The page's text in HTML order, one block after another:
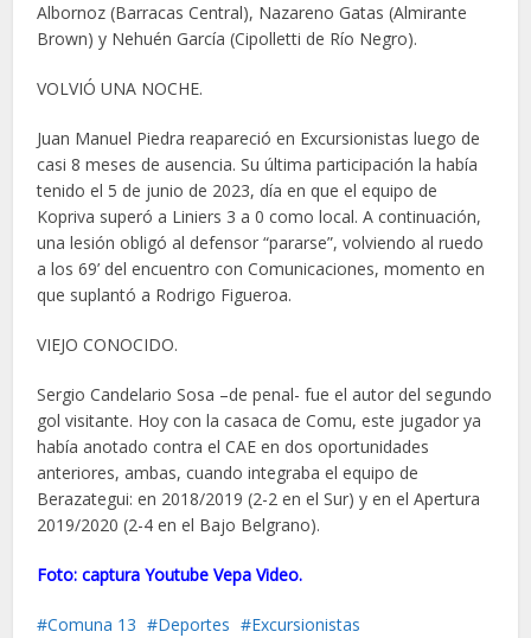
Albornoz (Barracas Central), Nazareno Gatas (Almirante
Brown) y Nehuén García (Cipolletti de Río Negro).
VOLVIÓ UNA NOCHE.
Juan Manuel Piedra reapareció en Excursionistas luego de
casi 8 meses de ausencia. Su última participación la había
tenido el 5 de junio de 2023, día en que el equipo de
Kopriva superó a Liniers 3 a 0 como local. A continuación,
una lesión obligó al defensor “pararse”, volviendo al ruedo
a los 69’ del encuentro con Comunicaciones, momento en
que suplantó a Rodrigo Figueroa.
VIEJO CONOCIDO.
Sergio Candelario Sosa –de penal- fue el autor del segundo
gol visitante. Hoy con la casaca de Comu, este jugador ya
había anotado contra el CAE en dos oportunidades
anteriores, ambas, cuando integraba el equipo de
Berazategui: en 2018/2019 (2-2 en el Sur) y en el Apertura
2019/2020 (2-4 en el Bajo Belgrano).
Foto: captura Youtube Vepa Video.
Comuna 13 Deportes Excursionistas